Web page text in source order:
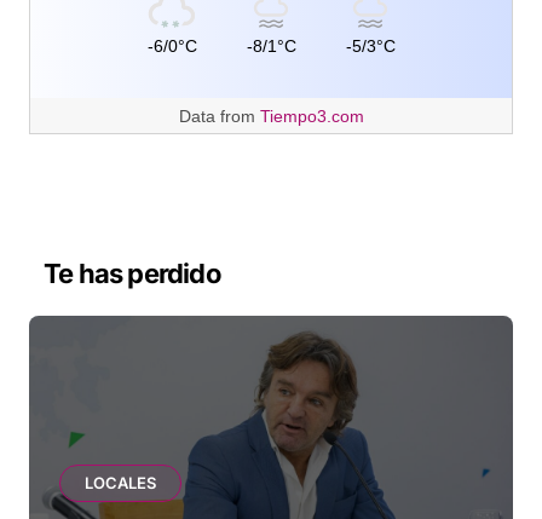
-6/0°C -8/1°C -5/3°C
Data from Tiempo3.com
Te has perdido
LOCALES